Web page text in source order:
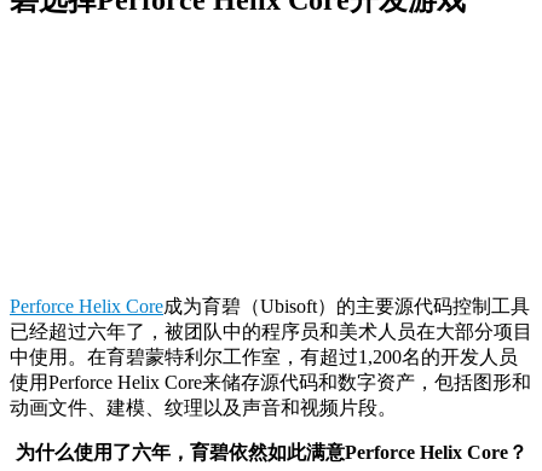
Perforce Helix Core成为育碧（Ubisoft）的主要源代码控制工具
已经超过六年了，被团队中的程序员和美术人员在大部分项目
中使用。在育碧蒙特利尔工作室，有超过1,200名的开发人员
使用Perforce Helix Core来储存源代码和数字资产，包括图形和
动画文件、建模、纹理以及声音和视频片段。
为什么使用了六年，育碧依然如此满意Perforce Helix Core？